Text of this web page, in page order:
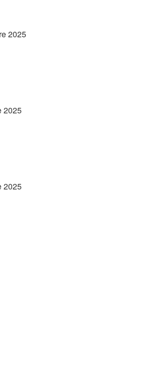
2025
2025
2025